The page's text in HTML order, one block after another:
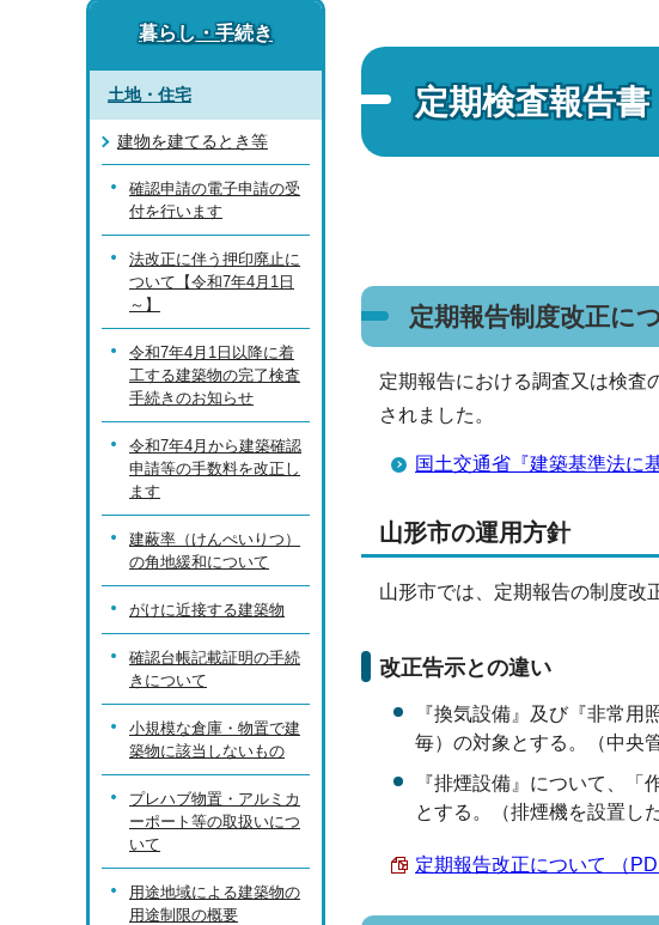
定期検査報告
定期報告制度改正に
定期報告における調査又は検査
されました。
国土交通省『建築基準法に
山形市の運用方針
山形市では、定期報告の制度改
改正告示との違い
『換気設備』及び『非常
毎）の対象とする。（中央
『排煙設備』について、
とする。（排煙機を設置し
定期報告改正について （
暮らし・手続き
土地・住宅
建物を建てるとき等
確認申請の電子申請の受
付を行います
法改正に伴う押印廃止に
ついて【令和7年4月1日
～】
令和7年4月1日以降に着
工する建築物の完了検査
手続きのお知らせ
令和7年4月から建築確認
申請等の手数料を改正し
ます
建蔽率（けんぺいりつ）
の角地緩和について
がけに近接する建築物
確認台帳記載証明の手続
きについて
小規模な倉庫・物置で建
築物に該当しないもの
プレハブ物置・アルミカ
ーポート等の取扱いにつ
いて
用途地域による建築物の
用途制限の概要